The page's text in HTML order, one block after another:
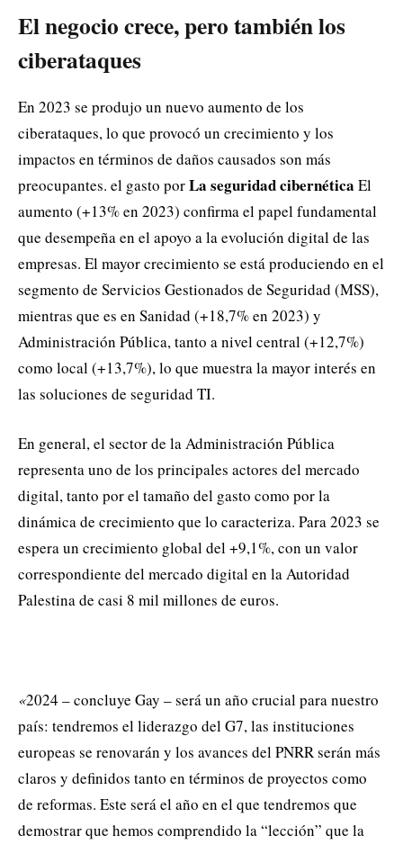
El negocio crece, pero también los
ciberataques
En 2023 se produjo un nuevo aumento de los
ciberataques, lo que provocó un crecimiento y los
impactos en términos de daños causados ​​son más
preocupantes. el gasto porLa seguridad cibernética El
aumento (+13% en 2023) confirma el papel fundamental
que desempeña en el apoyo a la evolución digital de las
empresas. El mayor crecimiento se está produciendo en el
segmento de Servicios Gestionados de Seguridad (MSS),
mientras que es en Sanidad (+18,7% en 2023) y
Administración Pública, tanto a nivel central (+12,7%)
como local (+13,7%), lo que muestra la mayor interés en
las soluciones de seguridad TI.
En general, el sector de la Administración Pública
representa uno de los principales actores del mercado
digital, tanto por el tamaño del gasto como por la
dinámica de crecimiento que lo caracteriza. Para 2023 se
espera un crecimiento global del +9,1%, con un valor
correspondiente del mercado digital en la Autoridad
Palestina de casi 8 mil millones de euros.
«2024 – concluye Gay – será un año crucial para nuestro
país: tendremos el liderazgo del G7, las instituciones
europeas se renovarán y los avances del PNRR serán más
claros y definidos tanto en términos de proyectos como
de reformas. Este será el año en el que tendremos que
demostrar que hemos comprendido la “lección” que la